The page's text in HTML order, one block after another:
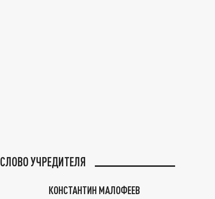
СЛОВО УЧРЕДИТЕЛЯ
КОНСТАНТИН МАЛОФЕЕВ